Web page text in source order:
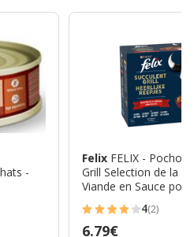
-
Felix FELIX - Pochons Succulent
Grill Selection de la
Viande en Sauce
adultes - 12X80g
4
4(2)
Prix
6.79€